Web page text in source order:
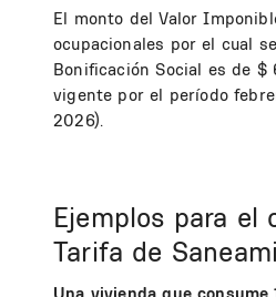
El monto del Valor
ocupacionales por el cual
Bonificación Social es de $
vigente por el período
2026).
Ejemplos para el
Tarifa de